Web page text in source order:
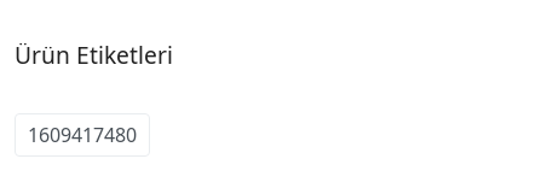
Ürün Etiketleri
1609417480